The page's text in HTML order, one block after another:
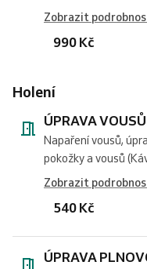
Zobrazit
990 Kč
Holení
ÚPRAVA
Napaření vousů,
pokožky a vousů
Zobrazit
540 Kč
ÚPRAVA